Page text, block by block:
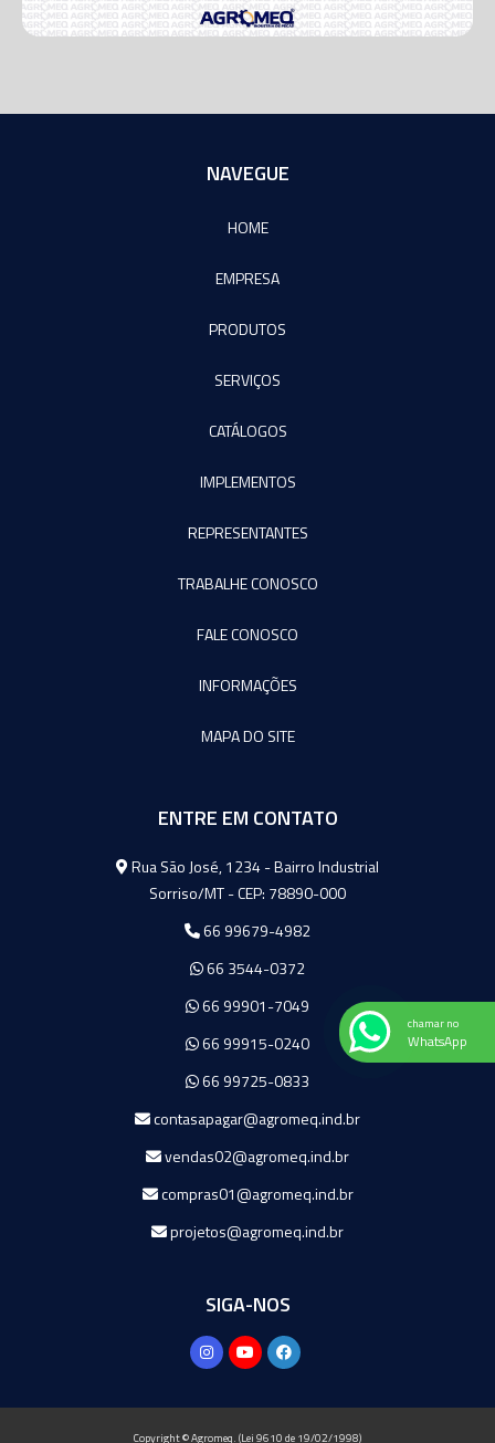
NAVEGUE
HOME
EMPRESA
PRODUTOS
SERVIÇOS
CATÁLOGOS
IMPLEMENTOS
REPRESENTANTES
TRABALHE CONOSCO
FALE CONOSCO
INFORMAÇÕES
MAPA DO SITE
ENTRE EM CONTATO
Agromeq
Rua São José, 1234 - Bairro Industrial
Sorriso/MT - CEP: 78890-000
66 99679-4982
66 3544-0372
66 99901-7049
66 99915-0240
66 99725-0833
contasapagar@agromeq.ind.br
vendas02@agromeq.ind.br
compras01@agromeq.ind.br
projetos@agromeq.ind.br
SIGA-NOS
Copyright © Agromeq. (Lei 9610 de 19/02/1998)
chamar no
WhatsApp